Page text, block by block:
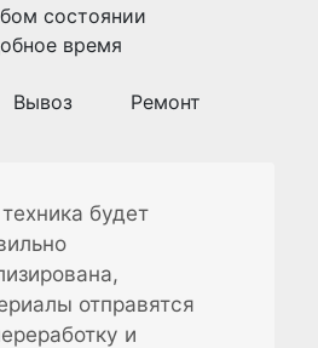
состоянии
время
Вывоз Ремонт
будет
отправятся
и